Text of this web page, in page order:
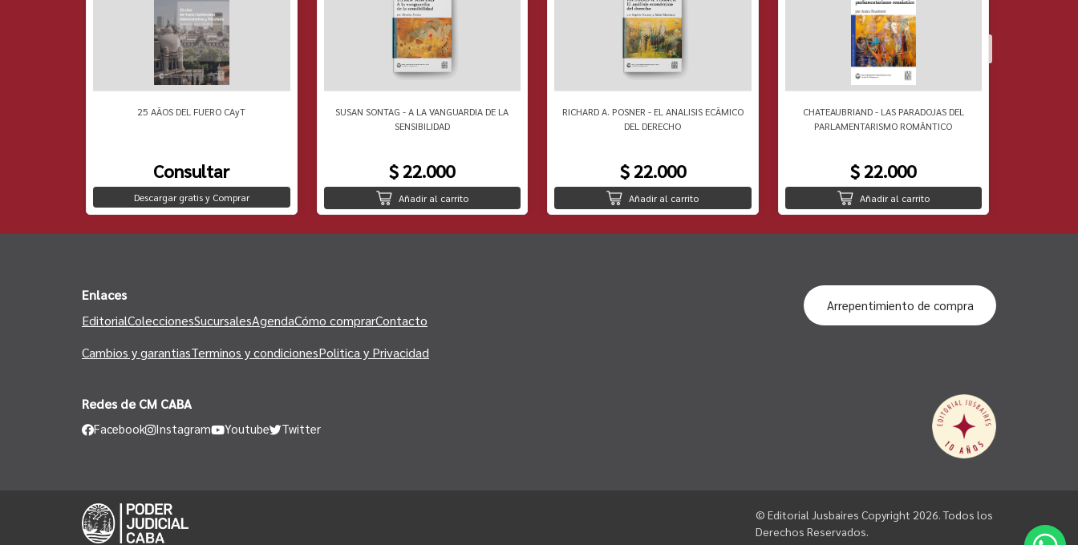
25 AÃOS DEL FUERO CAyT
Consultar
Descargar gratis y Comprar
SUSAN SONTAG - A LA VANGUARDIA DE LA
SENSIBILIDAD
$ 22.000
Añadir al carrito
RICHARD A. POSNER - EL ANALISIS ECÃMICO
DEL DERECHO
$ 22.000
Añadir al carrito
CHATEAUBRIAND - LAS PARADOJAS DEL
PARLAMENTARISMO ROMÃNTICO
$ 22.000
Añadir al carrito
Enlaces
EditorialColeccionesSucursalesAgendaCómo comprarContacto
Cambios y garantiasTerminos y condicionesPolitica y Privacidad
Arrepentimiento de compra
Redes de CM CABA
Facebook Instagram Youtube Twitter
© Editorial Jusbaires Copyright 2026. Todos los
Derechos Reservados.